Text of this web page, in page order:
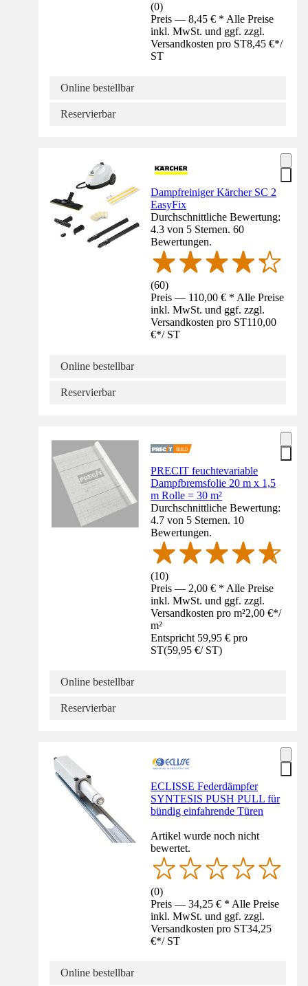
(0)
Preis — 8,45 € * Alle Preise
inkl. MwSt. und ggf. zzgl.
Versandkosten pro ST8,45 €*/
ST
Online bestellbar
Reservierbar
Dampfreiniger Kärcher SC 2
EasyFix
Durchschnittliche Bewertung:
4.3 von 5 Sternen. 60
Bewertungen.
(60)
Preis — 110,00 € * Alle Preise
inkl. MwSt. und ggf. zzgl.
Versandkosten pro ST110,00
€*/ ST
Online bestellbar
Reservierbar
PRECIT feuchtevariable
Dampfbremsfolie 20 m x 1,5
m Rolle = 30 m²
Durchschnittliche Bewertung:
4.7 von 5 Sternen. 10
Bewertungen.
(10)
Preis — 2,00 € * Alle Preise
inkl. MwSt. und ggf. zzgl.
Versandkosten pro m²2,00 €*/
m²
Entspricht 59,95 € pro
ST(59,95 €/ ST)
Online bestellbar
Reservierbar
ECLISSE Federdämpfer
SYNTESIS PUSH PULL für
bündig einfahrende Türen
Artikel wurde noch nicht
bewertet.
(0)
Preis — 34,25 € * Alle Preise
inkl. MwSt. und ggf. zzgl.
Versandkosten pro ST34,25
€*/ ST
Online bestellbar